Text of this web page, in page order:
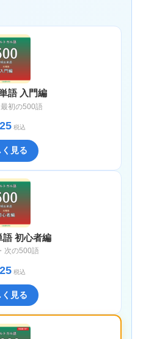
語 入門編
初の500語
税込
見る
語 初心者編
次の500語
税込
見る